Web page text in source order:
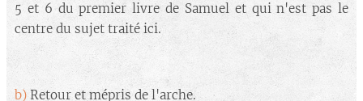
5 et 6 du premier livre de Samuel et qui n'est pas le
centre du sujet traité ici.
b) Retour et mépris de l'arche.